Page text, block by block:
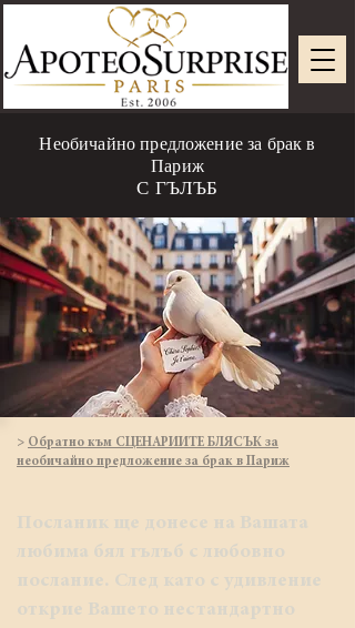
Необичайно предложение за брак в
Париж
С ГЪЛЪБ
> Обратно към СЦЕНАРИИТЕ БЛЯСЪК за
необичайно предложение за брак в Париж
Посланик ще донесе на Вашата
любима бял гълъб с любовно
послание. След като с удивление
открие Вашето нестандартно